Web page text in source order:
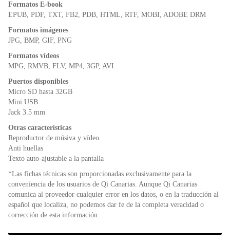
Formatos E-book
EPUB, PDF, TXT, FB2, PDB, HTML, RTF, MOBI, ADOBE DRM
Formatos imágenes
JPG, BMP, GIF, PNG
Formatos vídeos
MPG, RMVB, FLV, MP4, 3GP, AVI
Puertos disponibles
Micro SD hasta 32GB
Mini USB
Jack 3.5 mm
Otras características
Reproductor de músiva y vídeo
Anti huellas
Texto auto-ajustable a la pantalla
*Las fichas técnicas son proporcionadas exclusivamente para la
conveniencia de los usuarios de Qi Canarias. Aunque Qi Canarias
comunica al proveedor cualquier error en los datos, o en la traducción al
español que localiza, no podemos dar fe de la completa veracidad o
corrección de esta información.